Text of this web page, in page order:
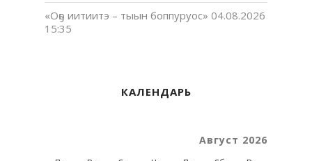
«Оҕо иитиитэ – тыын боппуруос» 04.08.2026
15:35
КАЛЕНДАРЬ
Август 2026